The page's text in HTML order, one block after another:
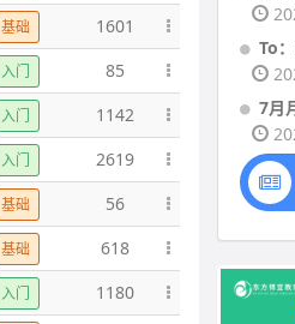
基础
1601
入门
85
入门
1142
入门
2619
基础
56
基础
618
入门
1180
To
7月